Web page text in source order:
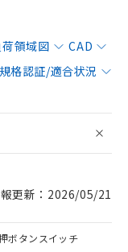
領域図
CAD
規格認証/適合状況
更新：2026/05/21
ボタンスイッチ